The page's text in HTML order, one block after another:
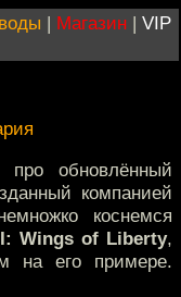
| Магазин | VIP
обновлённый
компанией
коснемся
Wings of Liberty,
на его примере.